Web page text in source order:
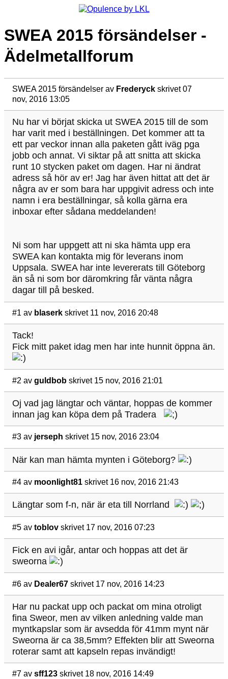
SWEA 2015 försändelser -
Ädelmetallforum
SWEA 2015 försändelser av Frederyck skrivet 07
nov, 2016 13:05
Nu har vi börjat skicka ut SWEA 2015 till de som
har varit med i beställningen. Det kommer att ta
ett par veckor innan alla paketen gått iväg pga
jobb och annat. Vi siktar på att snitta att skicka
runt 10 stycken paket om dagen. Har ni ändrat
adress så hör av er! Jag har även hittat att det är
några av er som bara har uppgivit adress och inte
namn i era beställningar, så kolla gärna era
inboxar efter sådana meddelanden!
Ni som har uppgett att ni ska hämta upp era
SWEA kan kontakta mig för leverans inom
Uppsala. SWEA har inte levererats till Göteborg
än så ni som bor däromkring får vänta några
dagar till på besked.
#1 av blaserk skrivet 11 nov, 2016 20:48
Tack!
Fick mitt paket idag men har inte hunnit öppna än.
#2 av guldbob skrivet 15 nov, 2016 21:01
Oj vad jag längtar och väntar, hoppas de kommer
innan jag kan köpa dem på Tradera
#3 av jerseph skrivet 15 nov, 2016 23:04
När kan man hämta mynten i Göteborg?
#4 av moonlight81 skrivet 16 nov, 2016 21:43
Längtar som f-n, när är eta till Norrland
#5 av toblov skrivet 17 nov, 2016 07:23
Fick en avi igår, antar och hoppas att det är
sweorna
#6 av Dealer67 skrivet 17 nov, 2016 14:23
Har nu packat upp och packat om mina otroligt
fina Sweor, men av vilken anledning valde man
myntkapslar som är avsedda för 41mm mynt när
Sweorna är ca 38,5mm? Effekten blir att Sweorna
roterar samt att kapseln repas invändigt!
#7 av sff123 skrivet 18 nov, 2016 14:49